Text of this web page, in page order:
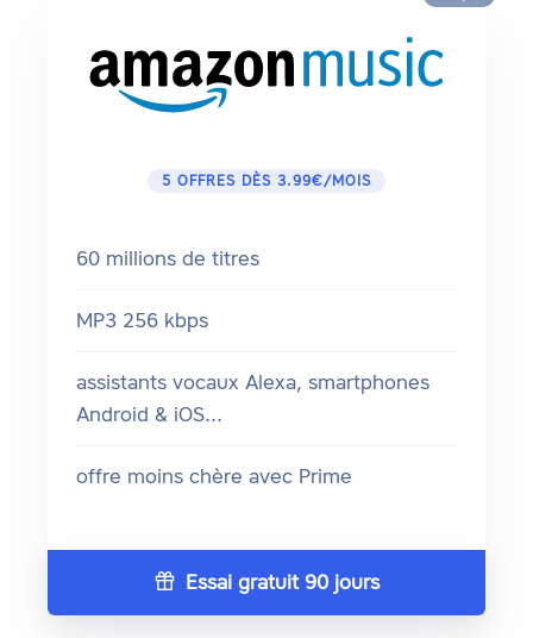
5 OFFRES DÈS 3.99€/MOIS
60 millions de titres
MP3 256 kbps
assistants vocaux Alexa, smartphones
Android & iOS...
offre moins chère avec Prime
Essai gratuit 90 jours